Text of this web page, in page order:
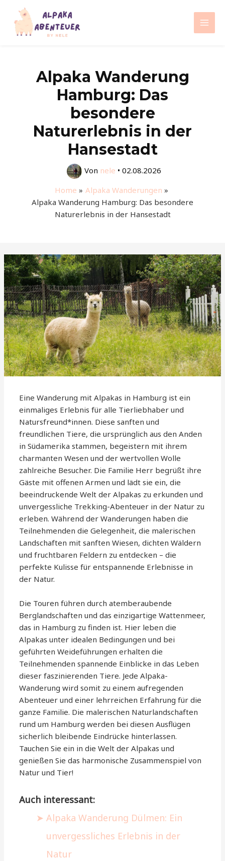
Inhalt
springen
Main
Alpaka Wanderung
Hamburg: Das
besondere
Naturerlebnis in der
Hansestadt
Von nele • 02.08.2026
Home
Alpaka Wanderungen
Alpaka Wanderung Hamburg: Das besondere
Naturerlebnis in der Hansestadt
Eine Wanderung mit Alpakas in Hamburg ist ein
einmaliges Erlebnis für alle Tierliebhaber und
Natursfreund*innen. Diese sanften und
freundlichen Tiere, die ursprünglich aus den Anden
in Südamerika stammen, begeistern mit ihrem
charmanten Wesen und der wertvollen Wolle
zahlreiche Besucher. Die Familie Herr begrüßt ihre
Gäste mit offenen Armen und lädt sie ein, die
beeindruckende Welt der Alpakas zu erkunden und
unvergessliche Trekking-Abenteuer in der Natur zu
erleben. Während der Wanderungen haben die
Teilnehmenden die Gelegenheit, die malerischen
Landschaften mit sanften Wiesen, dichten Wäldern
und fruchtbaren Feldern zu entdecken – die
perfekte Kulisse für entspannende Erlebnisse in
der Natur.
Die Touren führen durch atemberaubende
Berglandschaften und das einzigartige Wattenmeer,
das in Hamburg zu finden ist. Hier leben die
Alpakas unter idealen Bedingungen und bei
geführten Weideführungen erhalten die
Teilnehmenden spannende Einblicke in das Leben
dieser faszinierenden Tiere. Jede Alpaka-
Wanderung wird somit zu einem aufregenden
Abenteuer und einer lehrreichen Erfahrung für die
ganze Familie. Die malerischen Naturlandschaften
rund um Hamburg werden bei diesen Ausflügen
sicherlich bleibende Eindrücke hinterlassen.
Tauchen Sie ein in die Welt der Alpakas und
genießen Sie das harmonische Zusammenspiel von
Natur und Tier!
Auch interessant:
Alpaka Wanderung Dülmen: Ein
unvergessliches Erlebnis in der
Natur